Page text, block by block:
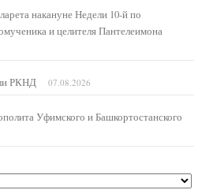
накануне Недели 10-й по
и целителя Пантелеимона
РКНД 07.08.2026
Уфимского и Башкортостанского